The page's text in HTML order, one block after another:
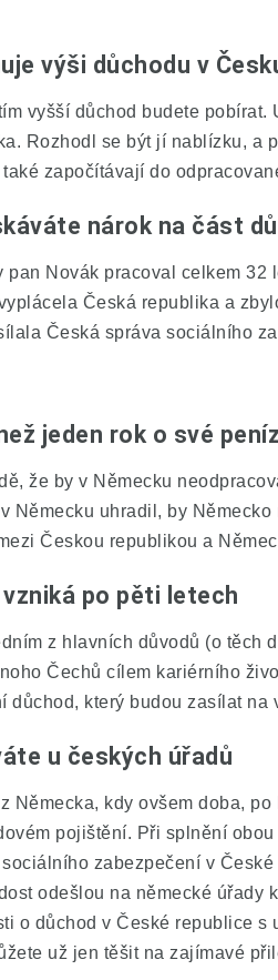
výši důchodu v
vyšší důchod budete
Rozhodl se být jí nablízku,
započítávají do
nárok na část
Novák pracoval celkem
Česká republika a
Česká správa sociálního
jeden rok o své
že by v Německu
Německu uhradil, by
Českou republikou a
po pěti letech
z hlavních důvodů (o těch
Čechů cílem kariérního
který budou zasílat na
u českých úřadů
Německa, kdy ovšem doba,
pojištění. Při splnění
zabezpečení v
odešlou na německé
o důchod v České republice
už jen těšit na zajímavé